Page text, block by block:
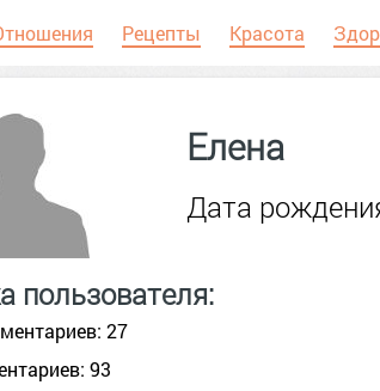
Рецепты Красота
Елена
Дата
пользователя:
27
93